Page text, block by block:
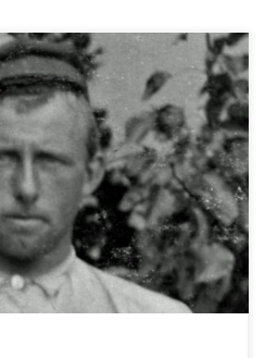
en Harm op
over een vrij
en later op de dag nog
Eerst in huiselijke
mensen die op
Na dertien
Smit overgeplaatst
werd […]